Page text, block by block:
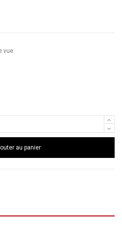
vue
au panier